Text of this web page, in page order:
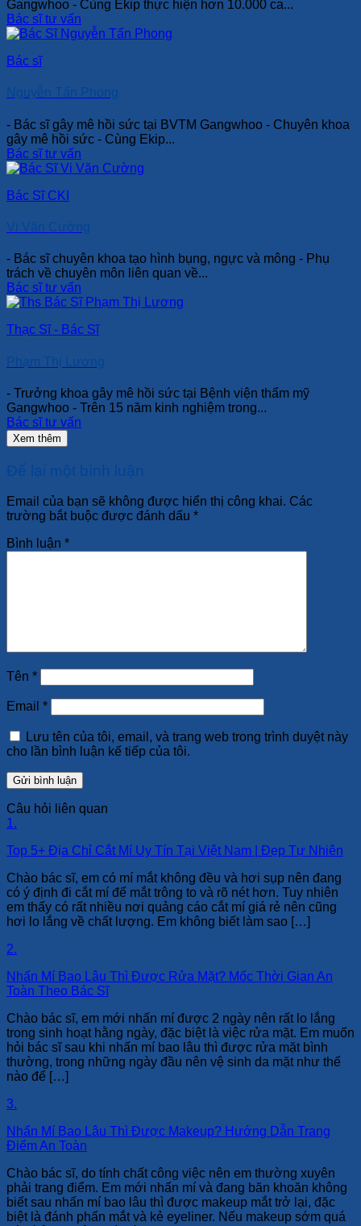
Gangwhoo - Cùng Ekip thực hiện hơn 10.000 ca...
Bác sĩ tư vấn
Bác sĩ
Nguyễn Tấn Phong
- Bác sĩ gây mê hồi sức tại BVTM Gangwhoo - Chuyên khoa
gây mê hồi sức - Cùng Ekip...
Bác sĩ tư vấn
Bác Sĩ CKI
Vi Văn Cường
- Bác sĩ chuyên khoa tạo hình bụng, ngực và mông - Phụ
trách về chuyên môn liên quan về...
Bác sĩ tư vấn
Thạc Sĩ - Bác Sĩ
Phạm Thị Lương
- Trưởng khoa gây mê hồi sức tại Bệnh viện thẩm mỹ
Gangwhoo - Trên 15 năm kinh nghiệm trong...
Bác sĩ tư vấn
Xem thêm
Để lại một bình luận
Email của bạn sẽ không được hiển thị công khai. Các
trường bắt buộc được đánh dấu *
Bình luận *
Tên *
Email *
Lưu tên của tôi, email, và trang web trong trình duyệt này
cho lần bình luận kế tiếp của tôi.
Câu hỏi liên quan
1.
Top 5+ Địa Chỉ Cắt Mí Uy Tín Tại Việt Nam | Đẹp Tự Nhiên
Chào bác sĩ, em có mí mắt không đều và hơi sụp nên đang
có ý định đi cắt mí để mắt trông to và rõ nét hơn. Tuy nhiên
em thấy có rất nhiều nơi quảng cáo cắt mí giá rẻ nên cũng
hơi lo lắng về chất lượng. Em không biết làm sao […]
2.
Nhấn Mí Bao Lâu Thì Được Rửa Mặt? Mốc Thời Gian An
Toàn Theo Bác Sĩ
Chào bác sĩ, em mới nhấn mí được 2 ngày nên rất lo lắng
trong sinh hoạt hằng ngày, đặc biệt là việc rửa mặt. Em muốn
hỏi bác sĩ sau khi nhấn mí bao lâu thì được rửa mặt bình
thường, trong những ngày đầu nên vệ sinh da mặt như thế
nào để […]
3.
Nhấn Mí Bao Lâu Thì Được Makeup? Hướng Dẫn Trang
Điểm An Toàn
Chào bác sĩ, do tính chất công việc nên em thường xuyên
phải trang điểm. Em mới nhấn mí và đang băn khoăn không
biết sau nhấn mí bao lâu thì được makeup mắt trở lại, đặc
biệt là đánh phấn mắt và kẻ eyeliner. Nếu makeup sớm quá